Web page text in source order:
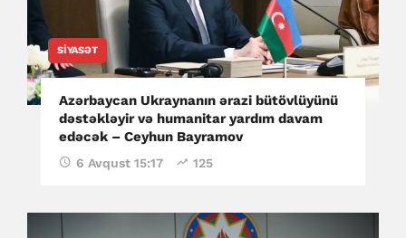
SIYASƏT
Azərbaycan Ukraynanın ərazi bütövlüyünü
dəstəkləyir və humanitar yardım davam
edəcək – Ceyhun Bayramov
6 Avqust 15:17 125